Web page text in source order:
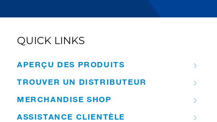
QUICK LINKS
APERÇU DES PRODUITS
TROUVER UN DISTRIBUTEUR
MERCHANDISE SHOP
ASSISTANCE CLIENTÈLE